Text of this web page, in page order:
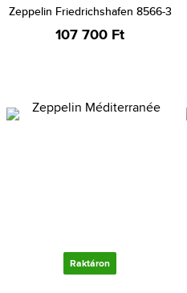
Zeppelin Friedrichshafen 8566-3
107 700 Ft
Raktáron